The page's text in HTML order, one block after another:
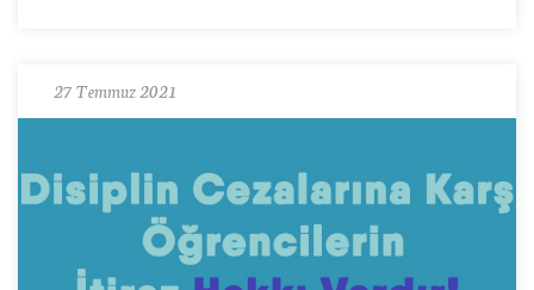
27 Temmuz 2021